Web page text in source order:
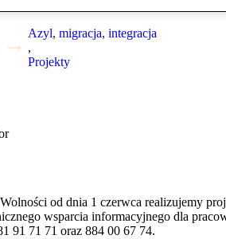
Azyl, migracja, integracja
,
Projekty
od dnia 1 czerwca realizujemy
wsparcia informacyjnego dla
91 71 71 oraz 884 00 67 74.